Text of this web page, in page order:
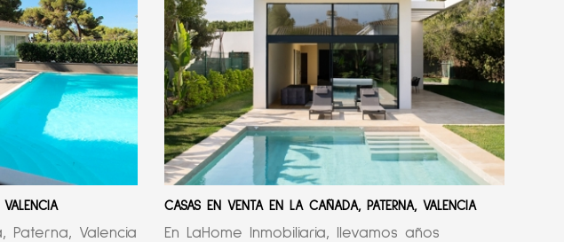
Paterna, Valencia
CASAS EN VENTA EN LA CAÑADA, PATERNA, VALENCIA
En LaHome Inmobiliaria, llevamos años